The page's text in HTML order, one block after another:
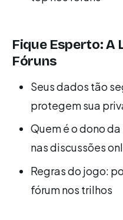
Fique Esperto: A
Fóruns
Seus dados tão
protegem sua
Quem é o dono
nas discussões
Regras do jogo:
fórum nos trilhos